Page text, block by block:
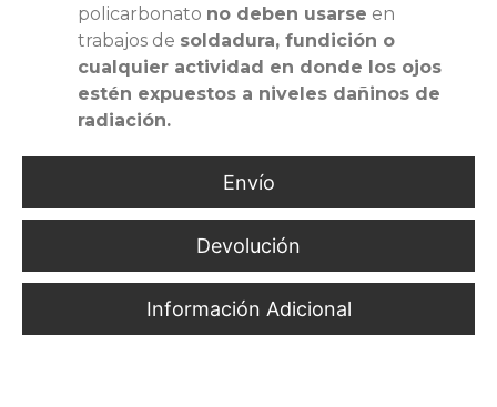
Envío
Devolución
Información Adicional
policarbonato no deben usarse en
trabajos de soldadura, fundición o
cualquier actividad en donde los ojos
estén expuestos a niveles dañinos de
radiación.